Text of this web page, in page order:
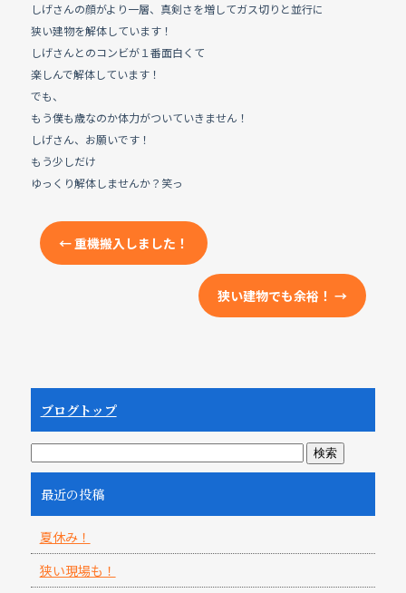
しげさんの顔がより一層、真剣さを増してガス切りと並行に
狭い建物を解体しています！
しげさんとのコンビが１番面白くて
楽しんで解体しています！
でも、
もう僕も歳なのか体力がついていきません！
しげさん、お願いです！
もう少しだけ
ゆっくり解体しませんか？笑っ
←重機搬入しました！
狭い建物でも余裕！→
ブログトップ
最近の投稿
夏休み！
狭い現場も！